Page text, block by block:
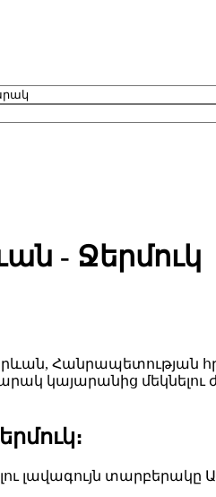
- Ջերմուկ
Հանրապետության
կայարանից
լավագույն տարբերակը